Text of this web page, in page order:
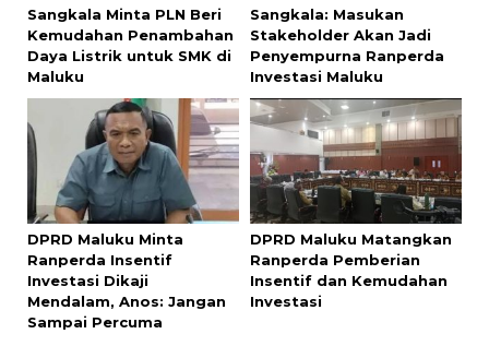
Sangkala Minta PLN Beri
Kemudahan Penambahan
Daya Listrik untuk SMK di
Maluku
Sangkala: Masukan
Stakeholder Akan Jadi
Penyempurna Ranperda
Investasi Maluku
DPRD Maluku Minta
Ranperda Insentif
Investasi Dikaji
Mendalam, Anos: Jangan
Sampai Percuma
DPRD Maluku Matangkan
Ranperda Pemberian
Insentif dan Kemudahan
Investasi